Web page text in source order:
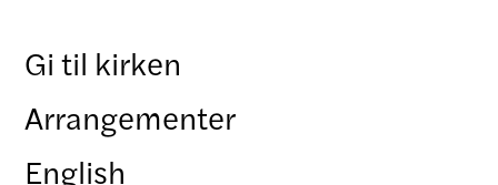
Gi til kirken
Arrangementer
English